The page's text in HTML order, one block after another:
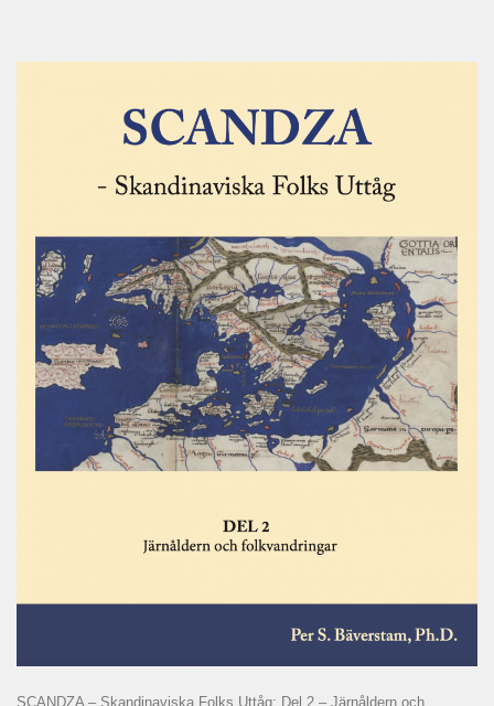
SCANDZA – Skandinaviska Folks Uttåg: Del 2 – Järnåldern och